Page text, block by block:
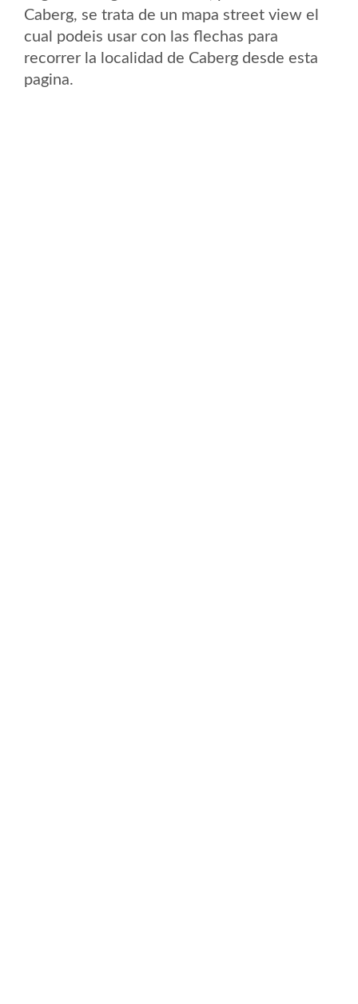
Caberg, se trata de un mapa street view el
cual podeis usar con las flechas para
recorrer la localidad de Caberg desde esta
pagina.